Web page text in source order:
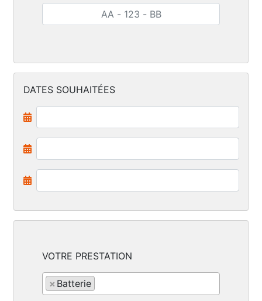
DATES SOUHAITÉES
VOTRE PRESTATION
× Batterie